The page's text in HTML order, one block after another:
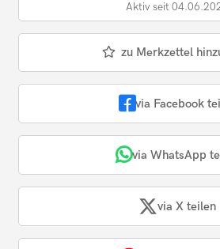
Aktiv seit
zu Merkzettel
via Facebook
via WhatsApp
via X teilen